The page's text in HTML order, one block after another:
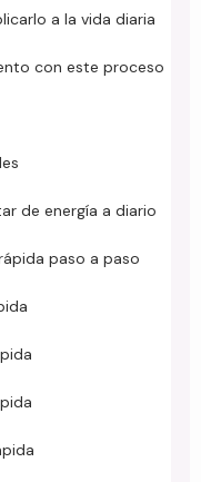
a la vida diaria
con este proceso
de energía a diario
paso a paso